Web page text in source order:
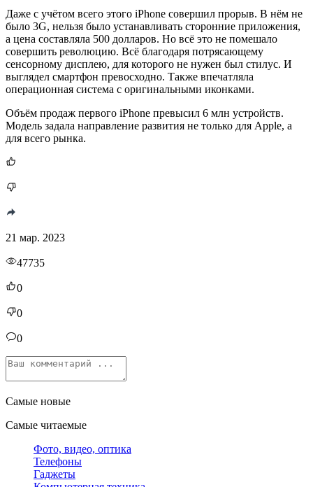
Даже с учётом всего этого iPhone совершил прорыв. В нём не
было 3G, нельзя было устанавливать сторонние приложения,
а цена составляла 500 долларов. Но всё это не помешало
совершить революцию. Всё благодаря потрясающему
сенсорному дисплею, для которого не нужен был стилус. И
выглядел смартфон превосходно. Также впечатляла
операционная система с оригинальными иконками.
Объём продаж первого iPhone превысил 6 млн устройств.
Модель задала направление развития не только для Apple, а
для всего рынка.
21 мар. 2023
47735
0
0
0
Самые новые
Самые читаемые
Фото, видео, оптика
Телефоны
Гаджеты